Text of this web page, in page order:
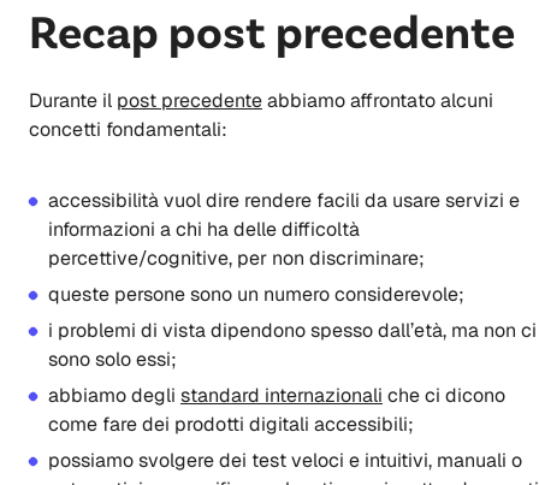
Recap post precedente
Durante il post precedenteabbiamo affrontato alcuni
concetti fondamentali:
accessibilità vuol dire rendere facili da usare servizi e
informazioni a chi ha delle difficoltà
percettive/cognitive, per non discriminare;
queste persone sono un numero considerevole;
i problemi di vista dipendono spesso dall’età, ma non ci
sono solo essi;
abbiamo degli standard internazionali che ci dicono
come fare dei prodotti digitali accessibili;
possiamo svolgere dei test veloci e intuitivi, manuali o